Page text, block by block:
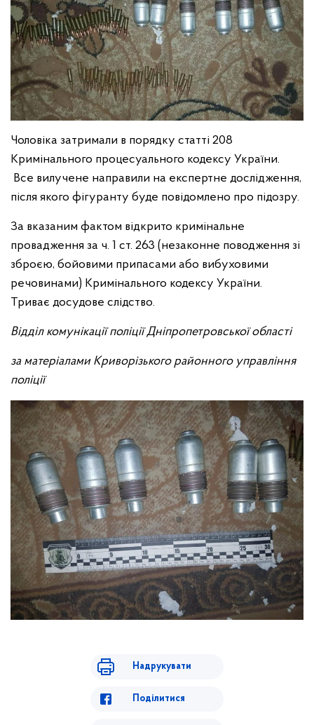
Чоловіка затримали в порядку статті 208
Кримінального процесуального кодексу України.
Все вилучене направили на експертне дослідження,
після якого фігуранту буде повідомлено про підозру.
За вказаним фактом відкрито кримінальне
провадження за ч. 1 ст. 263 (незаконне поводження зі
зброєю, бойовими припасами або вибуховими
речовинами) Кримінального кодексу України.
Триває досудове слідство.
Відділ комунікації поліції Дніпропетровської області
за матеріалами Криворізького районного управління
поліції
Надрукувати
Поділитися